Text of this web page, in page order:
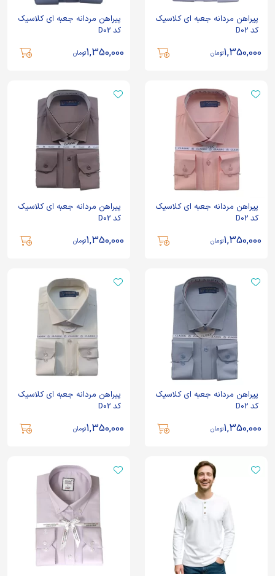
پیراهن مردانه جعبه ای کلاسیک
کد D02
1,350,000تومان
پیراهن مردانه جعبه ای کلاسیک
کد D02
1,350,000تومان
پیراهن مردانه جعبه ای کلاسیک
کد D02
1,350,000تومان
پیراهن مردانه جعبه ای کلاسیک
کد D02
1,350,000تومان
پیراهن مردانه جعبه ای کلاسیک
کد D02
1,350,000تومان
پیراهن مردانه جعبه ای کلاسیک
کد D02
1,350,000تومان